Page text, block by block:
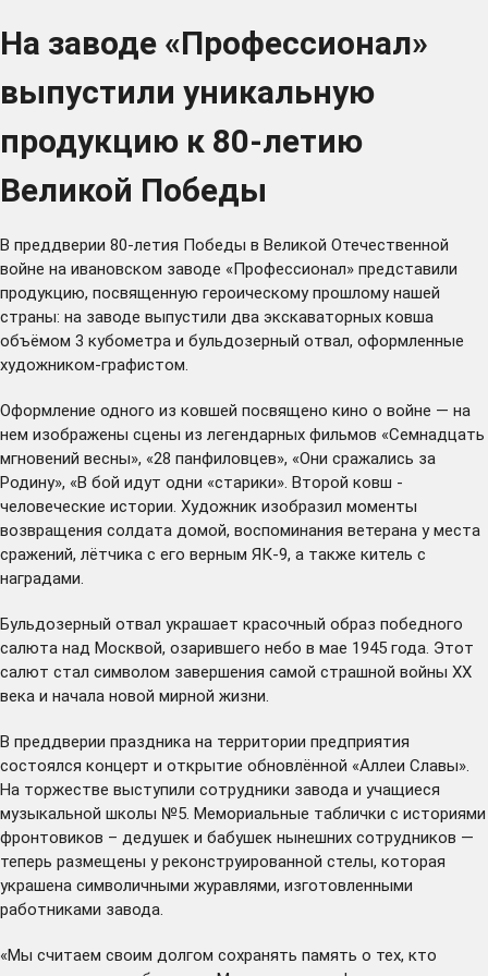
На заводе «Профессионал»
выпустили уникальную
продукцию к 80-летию
Великой Победы
В преддверии 80-летия Победы в Великой Отечественной
войне на ивановском заводе «Профессионал» представили
продукцию, посвященную героическому прошлому нашей
страны: на заводе выпустили два экскаваторных ковша
объёмом 3 кубометра и бульдозерный отвал, оформленные
художником-графистом.
Оформление одного из ковшей посвящено кино о войне — на
нем изображены сцены из легендарных фильмов «Семнадцать
мгновений весны», «28 панфиловцев», «Они сражались за
Родину», «В бой идут одни «старики». Второй ковш -
человеческие истории. Художник изобразил моменты
возвращения солдата домой, воспоминания ветерана у места
сражений, лётчика с его верным ЯК-9, а также китель с
наградами.
Бульдозерный отвал украшает красочный образ победного
салюта над Москвой, озарившего небо в мае 1945 года. Этот
салют стал символом завершения самой страшной войны ХХ
века и начала новой мирной жизни.
В преддверии праздника на территории предприятия
состоялся концерт и открытие обновлённой «Аллеи Славы».
На торжестве выступили сотрудники завода и учащиеся
музыкальной школы №5. Мемориальные таблички с историями
фронтовиков – дедушек и бабушек нынешних сотрудников —
теперь размещены у реконструированной стелы, которая
украшена символичными журавлями, изготовленными
работниками завода.
«Мы считаем своим долгом сохранять память о тех, кто